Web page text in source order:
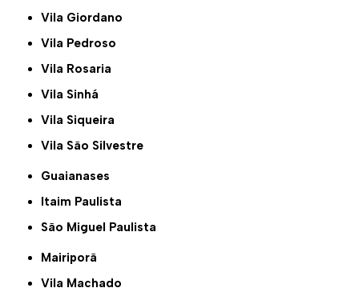
Vila Giordano
Vila Pedroso
Vila Rosaria
Vila Sinhá
Vila Siqueira
Vila São Silvestre
Guaianases
Itaim Paulista
São Miguel Paulista
Mairiporã
Vila Machado